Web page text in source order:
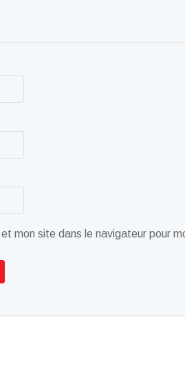
mon site dans le navigateur pour